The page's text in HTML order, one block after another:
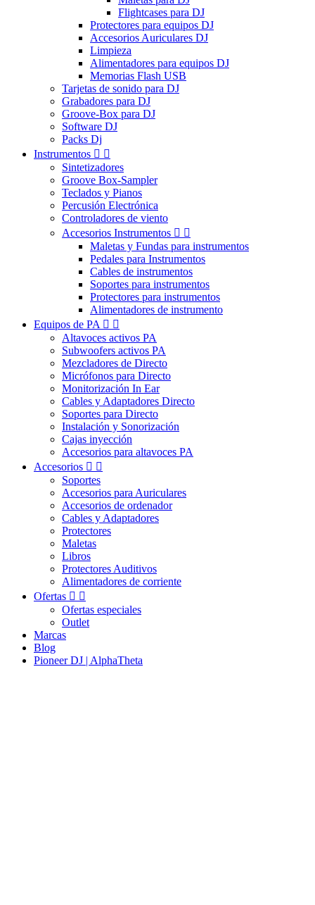
Flightcases para DJ
Protectores para equipos DJ
Accesorios Auriculares DJ
Limpieza
Alimentadores para equipos DJ
Memorias Flash USB
Tarjetas de sonido para DJ
Grabadores para DJ
Groove-Box para DJ
Software DJ
Packs Dj
Instrumentos  
Sintetizadores
Groove Box-Sampler
Teclados y Pianos
Percusión Electrónica
Controladores de viento
Accesorios Instrumentos  
Maletas y Fundas para instrumentos
Pedales para Instrumentos
Cables de instrumentos
Soportes para instrumentos
Protectores para instrumentos
Alimentadores de instrumento
Equipos de PA  
Altavoces activos PA
Subwoofers activos PA
Mezcladores de Directo
Micrófonos para Directo
Monitorización In Ear
Cables y Adaptadores Directo
Soportes para Directo
Instalación y Sonorización
Cajas inyección
Accesorios para altavoces PA
Accesorios  
Soportes
Accesorios para Auriculares
Accesorios de ordenador
Cables y Adaptadores
Protectores
Maletas
Libros
Protectores Auditivos
Alimentadores de corriente
Ofertas  
Ofertas especiales
Outlet
Marcas
Blog
Pioneer DJ | AlphaTheta